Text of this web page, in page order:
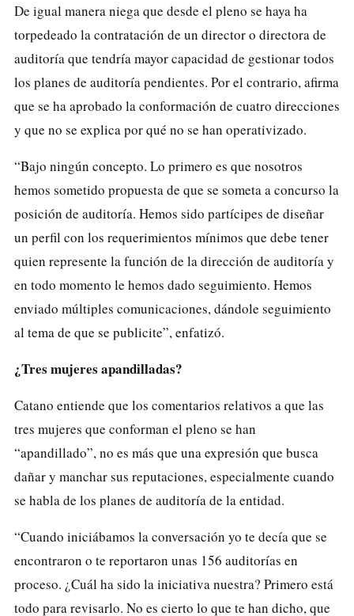
De igual manera niega que desde el pleno se haya ha
torpedeado la contratación de un director o directora de
auditoría que tendría mayor capacidad de gestionar todos
los planes de auditoría pendientes. Por el contrario, afirma
que se ha aprobado la conformación de cuatro direcciones
y que no se explica por qué no se han operativizado.
“Bajo ningún concepto. Lo primero es que nosotros
hemos sometido propuesta de que se someta a concurso la
posición de auditoría. Hemos sido partícipes de diseñar
un perfil con los requerimientos mínimos que debe tener
quien represente la función de la dirección de auditoría y
en todo momento le hemos dado seguimiento. Hemos
enviado múltiples comunicaciones, dándole seguimiento
al tema de que se publicite”, enfatizó.
¿Tres mujeres apandilladas?
Catano entiende que los comentarios relativos a que las
tres mujeres que conforman el pleno se han
“apandillado”, no es más que una expresión que busca
dañar y manchar sus reputaciones, especialmente cuando
se habla de los planes de auditoría de la entidad.
“Cuando iniciábamos la conversación yo te decía que se
encontraron o te reportaron unas 156 auditorías en
proceso. ¿Cuál ha sido la iniciativa nuestra? Primero está
todo para revisarlo. No es cierto lo que te han dicho, que